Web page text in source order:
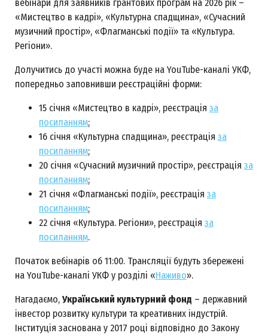
вебінари для заявників грантових програм на 2026 рік –
«Мистецтво в кадрі», «Культурна спадщина», «Сучасний
музичний простір», «Флагманські події» та «Культура.
Регіони».
Долучитись до участі можна буде на YouTube-каналі УКФ,
попередньо заповнивши реєстраційні форми:
15 січня «Мистецтво в кадрі», реєстрація за
посиланням;
16 січня «Культурна спадщина», реєстрація за
посиланням;
20 січня «Сучасний музичний простір», реєстрація за
посиланням;
21 січня «Флагманські події», реєстрація за
посиланням;
22 січня «Культура. Регіони», реєстрація за
посиланням.
Початок вебінарів об 11:00. Трансляції будуть збережені
на YouTube-каналі УКФ у розділі «Наживо».
Нагадаємо, Український культурний фонд – державний
інвестор розвитку культури та креативних індустрій.
Інституція заснована у 2017 році відповідно до Закону